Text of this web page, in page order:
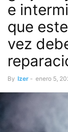
e
que
vez
By Izer - enero 5,